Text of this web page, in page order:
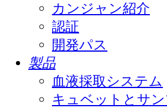
カンジャン紹介
認証
開発パス
製品
血液採取システム
キュベットとサ